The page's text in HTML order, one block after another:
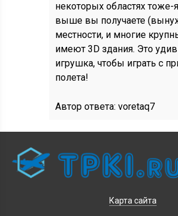
некоторых областях
выше вы получаете
местности, и многие
имеют 3D здания. Это
игрушка, чтобы играть с
полета!
Автор ответа:voretaq7
Карта сайта